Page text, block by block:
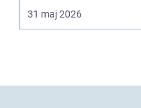
Rengøringen påv...
31 maj 2026